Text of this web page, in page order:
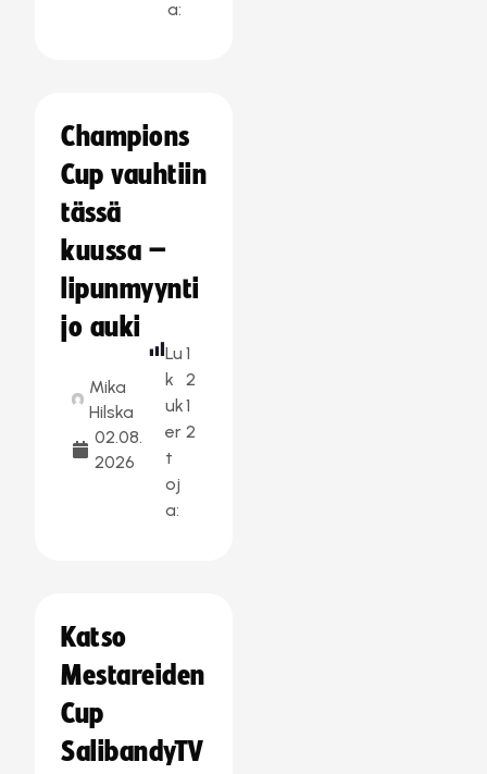
a:
Champions
Cup vauhtiin
tässä
kuussa –
lipunmyynti
jo auki
Mika
Hilska
02.08.
2026
Lu
k
uk
er
t
oj
a:
1
2
1
2
Katso
Mestareiden
Cup
SalibandyTV